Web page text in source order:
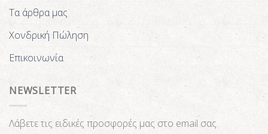
Τα άρθρα μας
Χονδρική Πώληση
Επικοινωνία
NEWSLETTER
Λάβετε τις ειδικές προσφορές μας στο email σας.